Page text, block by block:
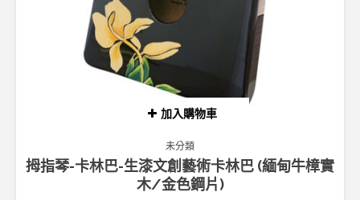
加入購物車
未分類
拇指琴-卡林巴-生漆文創藝術卡林巴 (緬甸牛樟實
木/金色鋼片)